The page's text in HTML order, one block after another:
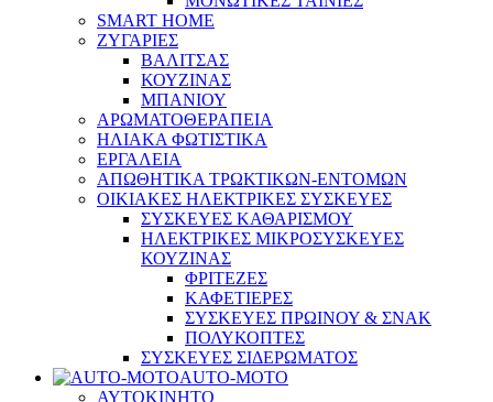
SMART HOME
ΖΥΓΑΡΙΕΣ
ΒΑΛΙΤΣΑΣ
ΚΟΥΖΙΝΑΣ
ΜΠΑΝΙΟΥ
ΑΡΩΜΑΤΟΘΕΡΑΠΕΙΑ
ΗΛΙΑΚΑ ΦΩΤΙΣΤΙΚΑ
ΕΡΓΑΛΕΙΑ
ΑΠΩΘΗΤΙΚΑ ΤΡΩΚΤΙΚΩΝ-ΕΝΤΟΜΩΝ
ΟΙΚΙΑΚΕΣ ΗΛΕΚΤΡΙΚΕΣ ΣΥΣΚΕΥΕΣ
ΣΥΣΚΕΥΕΣ ΚΑΘΑΡΙΣΜΟΥ
ΗΛΕΚΤΡΙΚΕΣ ΜΙΚΡΟΣΥΣΚΕΥΕΣ
ΚΟΥΖΙΝΑΣ
ΦΡΙΤΕΖΕΣ
ΚΑΦΕΤΙΕΡΕΣ
ΣΥΣΚΕΥΕΣ ΠΡΩΙΝΟΥ & ΣΝΑΚ
ΠΟΛΥΚΟΠΤΕΣ
ΣΥΣΚΕΥΕΣ ΣΙΔΕΡΩΜΑΤΟΣ
AUTO-MOTO
ΑΥΤΟΚΙΝΗΤΟ